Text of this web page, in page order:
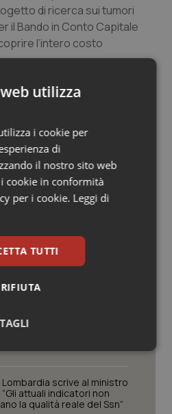
& Testa Collo
di ricerca sui tumori
il Bando in Conto Capitale
l’intero costo
in
della Scienza dello
capire la ricerca per
scrive al ministro
attuali indicatori non
la qualità reale del Ssn”
utilizza
i cookie per
di
il nostro sito web
cookie in conformità
per i cookie. Leggi di
TUTTI
RIFIUTA
Marketing